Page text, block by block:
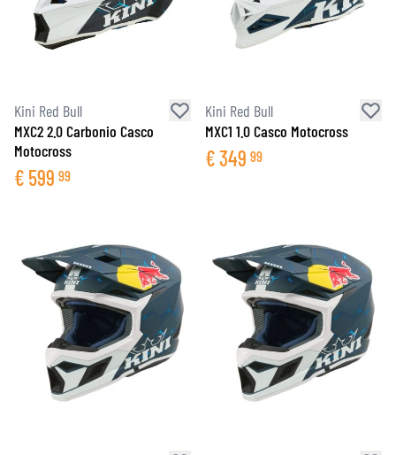
Kini Red Bull
MXC2 2.0 Carbonio Casco
Motocross
€ 599 99
Kini Red Bull
MXC1 1.0 Casco Motocross
€349 99